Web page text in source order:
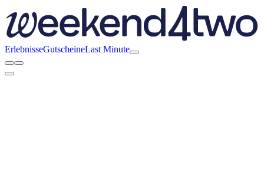
ErlebnisseGutscheineLast Minute